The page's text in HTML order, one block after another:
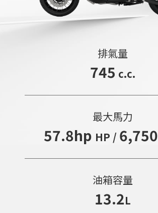
排氣量
745 c.c.
最大馬力
57.8hp HP / 6,750
油箱容量
13.2L